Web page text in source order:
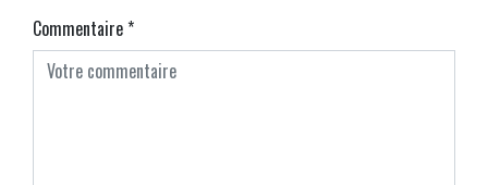
Commentaire*